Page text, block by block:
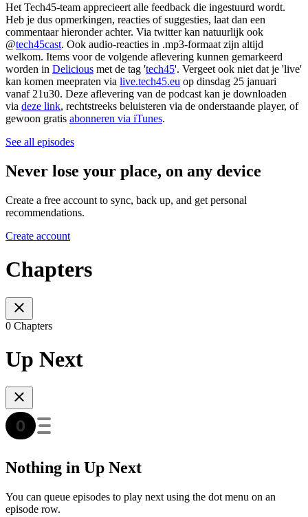
Het Tech45-team apprecieert alle feedback die ingestuurd wordt.
Heb je dus opmerkingen, reacties of suggesties, laat dan een
commentaar hieronder achter. Via twitter kan natuurlijk ook
@tech45cast. Ook audio-reacties in .mp3-formaat zijn altijd
welkom. Items voor de volgende aflevering kunnen gemarkeerd
worden in Delicious met de tag 'tech45'. Vergeet ook niet dat je 'live'
kan komen meepraten via live.tech45.eu op dinsdag 25 januari
vanaf 21u30. Deze aflevering van de podcast kan je downloaden
via deze link, rechtstreeks beluisteren via de onderstaande player, of
gewoon gratis abonneren via iTunes.
See all episodes
Never lose your place, on any device
Create a free account to sync, back up, and get personal
recommendations.
Create account
Chapters
0 Chapters
Up Next
Nothing in Up Next
You can queue episodes to play next using the dot menu on an
episode row.